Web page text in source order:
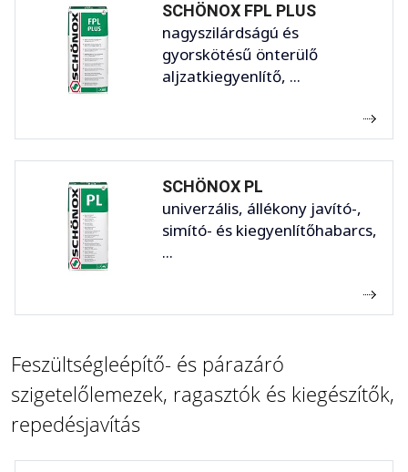
SCHÖNOX FPL PLUS
nagyszilárdságú és
gyorskötésű önterülő
aljzatkiegyenlítő, ...
SCHÖNOX PL
univerzális, állékony javító-,
simító- és kiegyenlítőhabarcs,
...
Feszültségleépítő- és párazáró
szigetelőlemezek, ragasztók és kiegészítők,
repedésjavítás